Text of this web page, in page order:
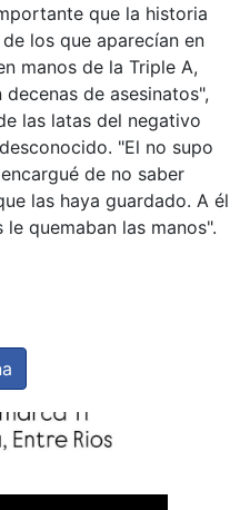
que la historia
los que aparecían en
manos de la Triple A,
de asesinatos",
las latas del negativo
"El no supo
de no saber
las haya guardado. A él
quemaban las manos".